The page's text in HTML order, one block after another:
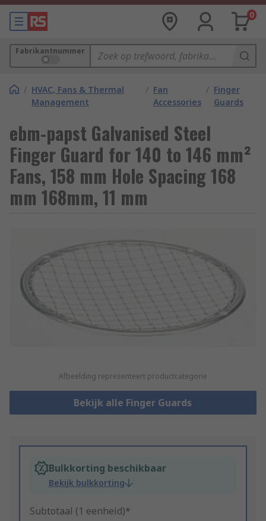
0
Fabrikantnummer
/ HVAC, Fans & Thermal
Management
/ Fan
Accessories
/ Finger
Guards
ebm-papst Galvanised Steel
Finger Guard for 140 to 146 mm²
Fans, 158 mm Hole Spacing 168
mm 168mm, 11 mm
Afbeelding representeert productcategorie
Bekijk alle Finger Guards
Bulkkorting beschikbaar
Bekijk bulkkorting
Subtotaal (1 eenheid)*